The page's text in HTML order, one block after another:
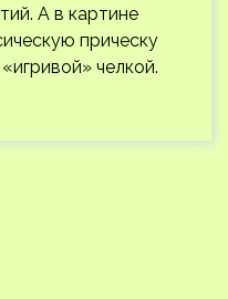
А в картине
прическу
челкой.